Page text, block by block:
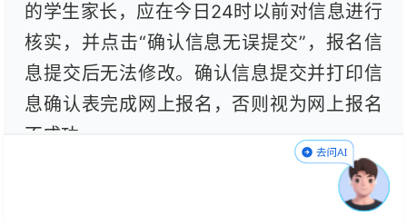
的学生家长，应在今日24时以前对信息进行
核实，并点击“确认信息无误提交”，报名信
息提交后无法修改。确认信息提交并打印信
息确认表完成网上报名，否则视为网上报名
不成功。
如为双（多）胞胎家庭，家长在“是否双